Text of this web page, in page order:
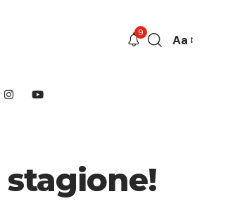
9
Font
Aa
stagione!